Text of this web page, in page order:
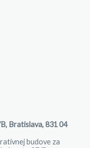
Bratislava, 831 04
budove za